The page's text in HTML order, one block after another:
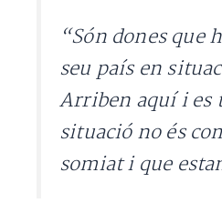
“Són dones que
seu país en
Arriben aquí i es
situació no és
somiat i que